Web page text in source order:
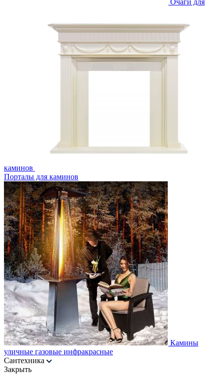
каминов
Порталы для каминов
Камины
уличные газовые инфракрасные
Сантехника
Закрыть